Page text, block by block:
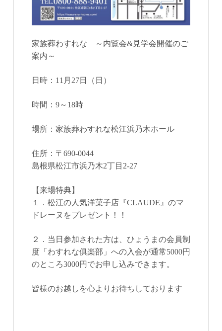
家族葬わすれな ～内覧会&見学会開催のご
案内～
日時：11月27日（日）
時間：9～18時
場所：家族葬わすれな松江浜乃木ホール
住所：〒690-0044
島根県松江市浜乃木2丁目2-27
【来場特典】
１．松江の人気洋菓子店『CLAUDE』のマ
ドレーヌをプレゼント！！
２．当日参加された方は、ひょうまの会員制
度「わすれな俱楽部」への入会が通常5000円
のところ3000円でお申し込みできます。
皆様のお越しを心よりお待ちしております